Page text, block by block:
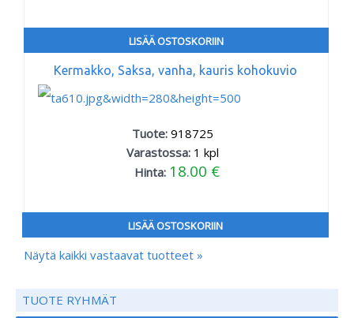
LISÄÄ OSTOSKORIIN
Kermakko, Saksa, vanha, kauris kohokuvio
Tuote: 918725
Varastossa: 1 kpl
Hinta: 18.00 €
LISÄÄ OSTOSKORIIN
Näytä kaikki vastaavat tuotteet »
TUOTE RYHMÄT